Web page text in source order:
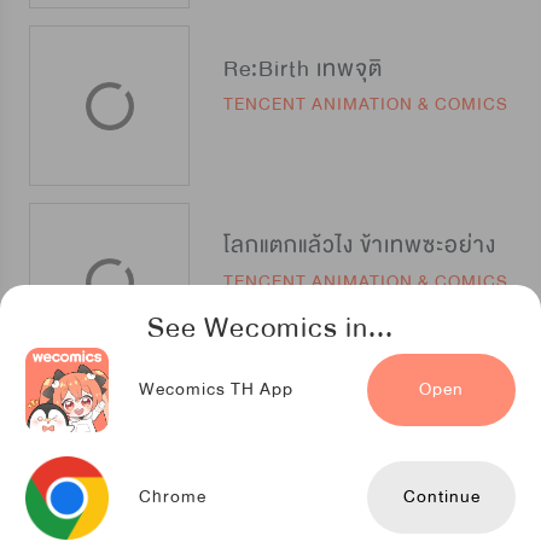
See Wecomics in...
Wecomics TH App Open
Chrome Continue
Re:Birth เทพจุติ
TENCENT ANIMATION & COMICS
โลกแตกแล้วไง ข้าเทพซะอย่าง
TENCENT ANIMATION & COMICS
รวยแล้วชาตินี้ พี่ไม่ขอเกิดใหม่